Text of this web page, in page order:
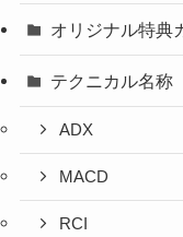
オリジナル特典
テクニカル名称
ADX
MACD
RCI